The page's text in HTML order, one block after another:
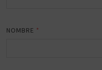
NOMBRE *